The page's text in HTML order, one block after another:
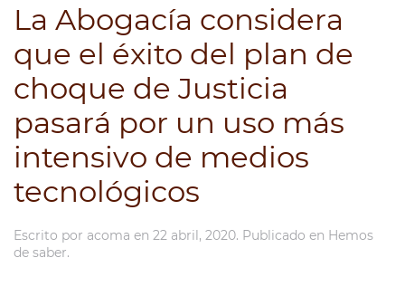
La Abogacía considera
que el éxito del plan de
choque de Justicia
pasará por un uso más
intensivo de medios
tecnológicos
Escrito por acoma en 22 abril, 2020. Publicado en Hemos
de saber.